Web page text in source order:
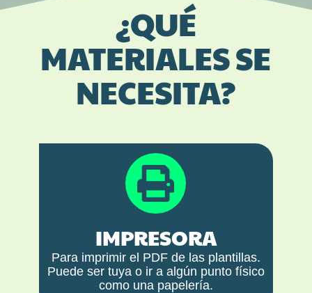
¿QUÉ
MATERIALES SE
NECESITA?
IMPRESORA
Para imprimir el PDF de las plantillas.
Puede ser tuya o ir a algún punto físico
como una papelería.